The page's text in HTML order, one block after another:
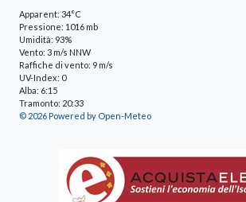
Apparent: 34°C
Pressione: 1016 mb
Umidità: 93%
Vento: 3 m/s NNW
Raffiche di vento: 9 m/s
UV-Index: 0
Alba: 6:15
Tramonto: 20:33
© 2026 Powered by Open-Meteo